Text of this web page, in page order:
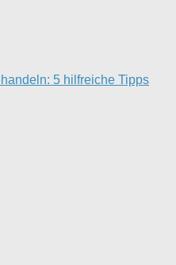
5 hilfreiche Tipps